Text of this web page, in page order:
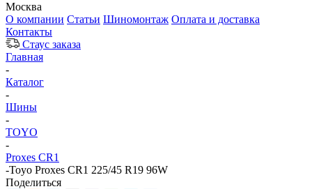
Москва
О компании Статьи Шиномонтаж Оплата и доставка
Контакты
Стаус заказа
Главная
-
Каталог
-
Шины
-
TOYO
-
Proxes CR1
-Toyo Proxes CR1 225/45 R19 96W
Поделиться